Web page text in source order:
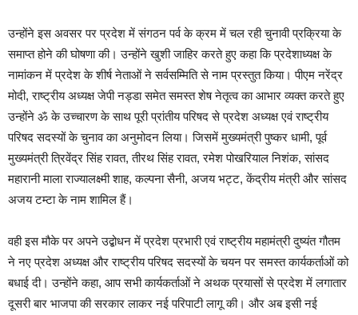
उन्होंने इस अवसर पर प्रदेश में संगठन पर्व के क्रम में चल रही चुनावी प्रक्रिया के
समाप्त होने की घोषणा की। उन्होंने खुशी जाहिर करते हुए कहा कि प्रदेशाध्यक्ष के
नामांकन में प्रदेश के शीर्ष नेताओं ने सर्वसम्मिति से नाम प्रस्तुत किया। पीएम नरेंद्र
मोदी, राष्ट्रीय अध्यक्ष जेपी नड्डा समेत समस्त शेष नेतृत्व का आभार व्यक्त करते हुए
उन्होंने ॐ के उच्चारण के साथ पूरी प्रांतीय परिषद से प्रदेश अध्यक्ष एवं राष्ट्रीय
परिषद सदस्यों के चुनाव का अनुमोदन लिया। जिसमें मुख्यमंत्री पुष्कर धामी, पूर्व
मुख्यमंत्री त्रिवेंद्र सिंह रावत, तीरथ सिंह रावत, रमेश पोखरियाल निशंक, सांसद
महारानी माला राज्यालक्ष्मी शाह, कल्पना सैनी, अजय भट्ट, केंद्रीय मंत्री और सांसद
अजय टम्टा के नाम शामिल हैं।
वही इस मौके पर अपने उद्बोधन में प्रदेश प्रभारी एवं राष्ट्रीय महामंत्री दुष्यंत गौतम
ने नए प्रदेश अध्यक्ष और राष्ट्रीय परिषद सदस्यों के चयन पर समस्त कार्यकर्ताओं को
बधाई दी। उन्होंने कहा, आप सभी कार्यकर्ताओं ने अथक प्रयासों से प्रदेश में लगातार
दूसरी बार भाजपा की सरकार लाकर नई परिपाटी लागू की। और अब इसी नई